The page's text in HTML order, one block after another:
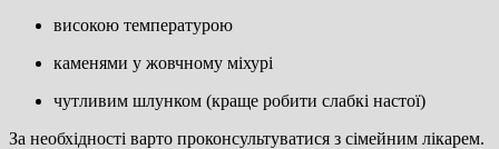
високою температурою
каменями у жовчному міхурі
чутливим шлунком (краще робити слабкі настої)
За необхідності варто проконсультуватися з сімейним лікарем.